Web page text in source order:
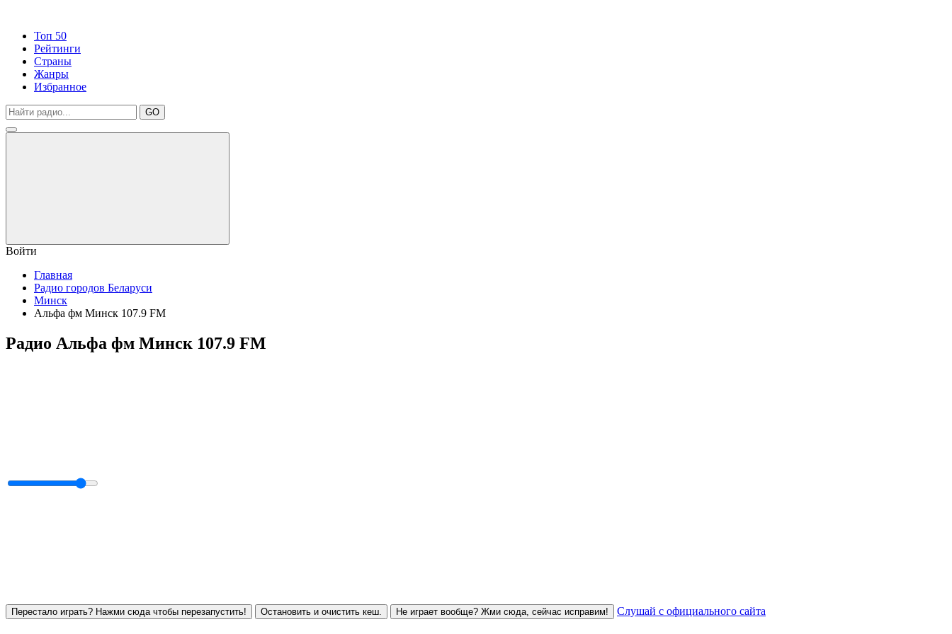
Топ 50
Рейтинги
Страны
Жанры
Избранное
GO
Войти
Главная
Радио городов Беларуси
Минск
Альфа фм Минск 107.9 FM
Радио Альфа фм Минск 107.9 FM
Перестало играть? Нажми сюда чтобы перезапустить! Остановить и очистить кеш. Не играет вообще? Жми сюда, сейчас исправим! Слушай с официального сайта